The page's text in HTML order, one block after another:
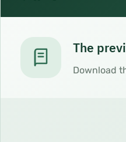
The
Download